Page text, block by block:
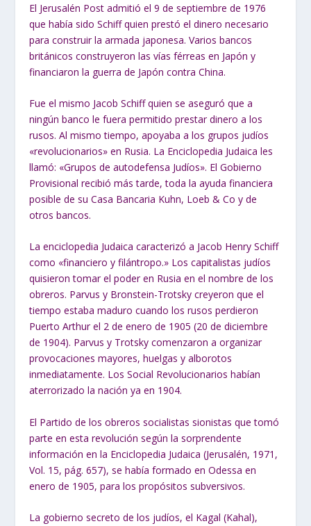
El Jerusalén Post admitió el 9 de septiembre de 1976
que había sido Schiff quien prestó el dinero necesario
para construir la armada japonesa. Varios bancos
británicos construyeron las vías férreas en Japón y
financiaron la guerra de Japón contra China.
Fue el mismo Jacob Schiff quien se aseguró que a
ningún banco le fuera permitido prestar dinero a los
rusos. Al mismo tiempo, apoyaba a los grupos judíos
«revolucionarios» en Rusia. La Enciclopedia Judaica les
llamó: «Grupos de autodefensa Judíos». El Gobierno
Provisional recibió más tarde, toda la ayuda financiera
posible de su Casa Bancaria Kuhn, Loeb & Co y de
otros bancos.
La enciclopedia Judaica caracterizó a Jacob Henry Schiff
como «financiero y filántropo.» Los capitalistas judíos
quisieron tomar el poder en Rusia en el nombre de los
obreros. Parvus y Bronstein-Trotsky creyeron que el
tiempo estaba maduro cuando los rusos perdieron
Puerto Arthur el 2 de enero de 1905 (20 de diciembre
de 1904). Parvus y Trotsky comenzaron a organizar
provocaciones mayores, huelgas y alborotos
inmediatamente. Los Social Revolucionarios habían
aterrorizado la nación ya en 1904.
El Partido de los obreros socialistas sionistas que tomó
parte en esta revolución según la sorprendente
información en la Enciclopedia Judaica (Jerusalén, 1971,
Vol. 15, pág. 657), se había formado en Odessa en
enero de 1905, para los propósitos subversivos.
La gobierno secreto de los judíos, el Kagal (Kahal),